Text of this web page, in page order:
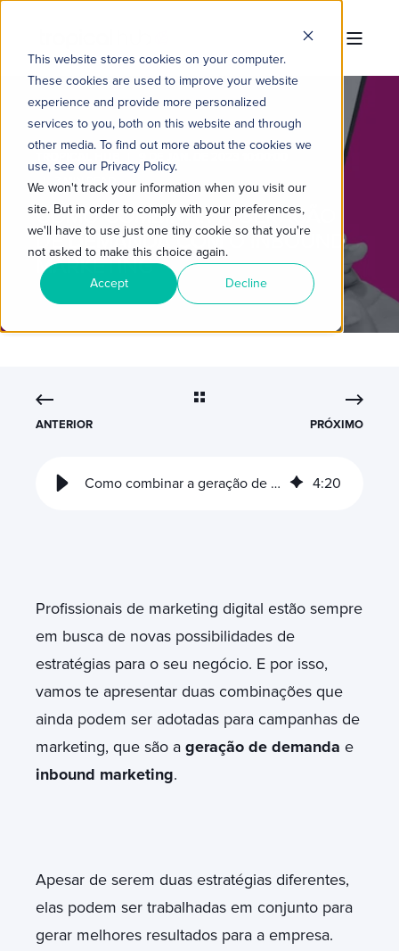
This website stores cookies on your computer.
These cookies are used to improve your website
experience and provide more personalized
services to you, both on this website and through
other media. To find out more about the cookies we
use, see our Privacy Policy.
We won't track your information when you visit our
site. But in order to comply with your preferences,
we'll have to use just one tiny cookie so that you're
not asked to make this choice again.
Accept Decline
3 MIN READ
COMO COMBINAR A GERAÇÃO
DE DEMANDA COM O INBOUND
MARKETING
ANTERIOR PRÓXIMO
Como combinar a geração de demanda com o inbound marketing 4:20
Profissionais de marketing digital estão sempre
em busca de novas possibilidades de
estratégias para o seu negócio. E por isso,
vamos te apresentar duas combinações que
ainda podem ser adotadas para campanhas de
marketing, que são a geração de demanda e
inbound marketing.
Apesar de serem duas estratégias diferentes,
elas podem ser trabalhadas em conjunto para
gerar melhores resultados para a empresa.